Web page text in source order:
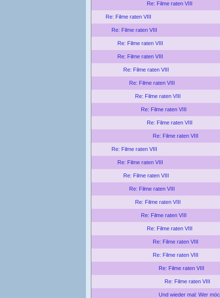
Re: Filme raten VIII
Re: Filme raten VIII
Re: Filme raten VIII
Re: Filme raten VIII
Re: Filme raten VIII
Re: Filme raten VIII
Re: Filme raten VIII
Re: Filme raten VIII
Re: Filme raten VIII
Re: Filme raten VIII
Re: Filme raten VIII
Re: Filme raten VIII
Re: Filme raten VIII
Re: Filme raten VIII
Re: Filme raten VIII
Re: Filme raten VIII
Re: Filme raten VIII
Re: Filme raten VIII
Re: Filme raten VIII
Re: Filme raten VIII
Re: Filme raten VIII
Re: Filme raten VIII
Und wieder mal: Wer